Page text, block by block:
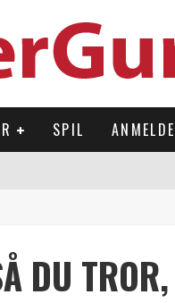
SPIL
NINTENDO SWITCH
DU